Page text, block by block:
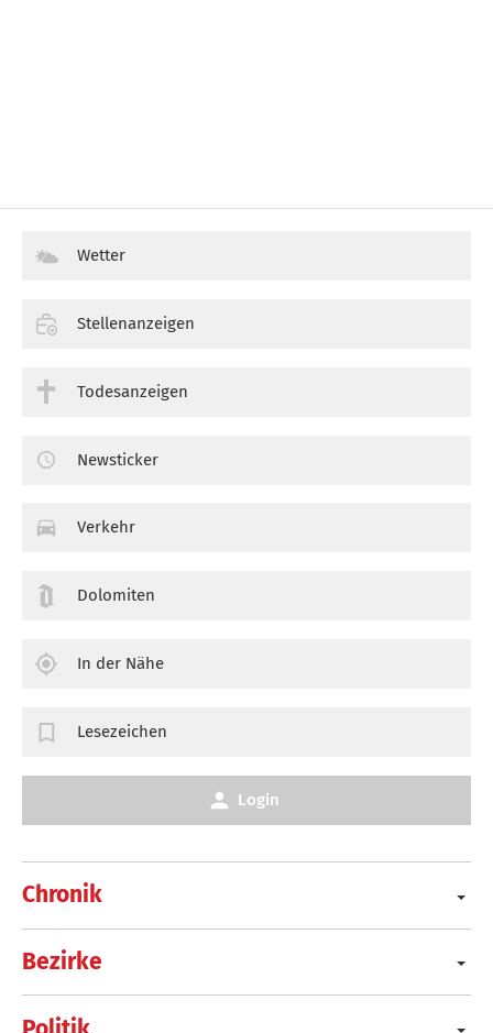
Chronik
Bezirke
Wetter
Stellenanzeigen
Todesanzeigen
Newsticker
Verkehr
Dolomiten
In der Nähe
Lesezeichen
Login